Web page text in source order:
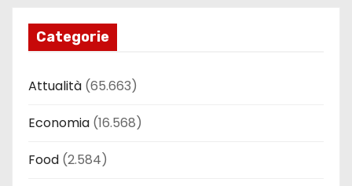
Categorie
Attualità (65.663)
Economia (16.568)
Food (2.584)